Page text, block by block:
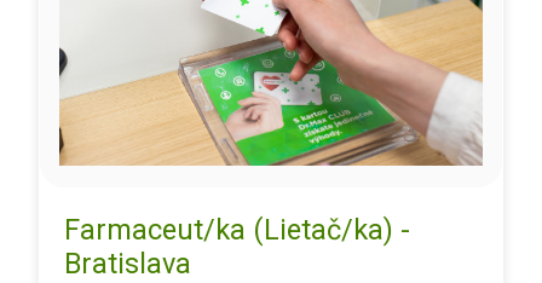
Farmaceut/ka (Lietač/ka) -
Bratislava